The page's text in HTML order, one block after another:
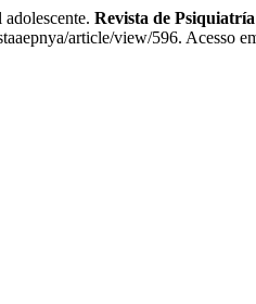
Revista de
article/view/596. Acesso